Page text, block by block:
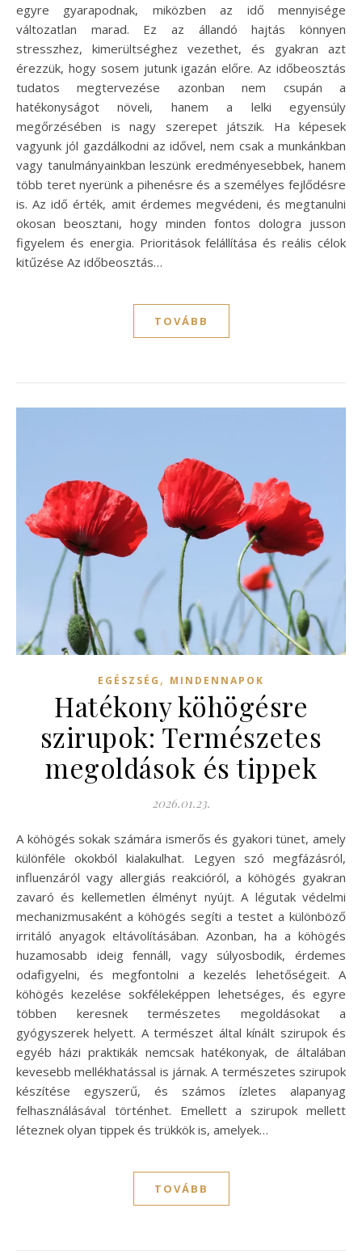
egyre gyarapodnak, miközben az idő mennyisége
változatlan marad. Ez az állandó hajtás könnyen
stresszhez, kimerültséghez vezethet, és gyakran azt
érezzük, hogy sosem jutunk igazán előre. Az időbeosztás
tudatos megtervezése azonban nem csupán a
hatékonyságot növeli, hanem a lelki egyensúly
megőrzésében is nagy szerepet játszik. Ha képesek
vagyunk jól gazdálkodni az idővel, nem csak a munkánkban
vagy tanulmányainkban leszünk eredményesebbek, hanem
több teret nyerünk a pihenésre és a személyes fejlődésre
is. Az idő érték, amit érdemes megvédeni, és megtanulni
okosan beosztani, hogy minden fontos dologra jusson
figyelem és energia. Prioritások felállítása és reális célok
kitűzése Az időbeosztás…
TOVÁBB
EGÉSZSÉG , MINDENNAPOK
Hatékony köhögésre
szirupok: Természetes
megoldások és tippek
2026.01.23.
A köhögés sokak számára ismerős és gyakori tünet, amely
különféle okokból kialakulhat. Legyen szó megfázásról,
influenzáról vagy allergiás reakcióról, a köhögés gyakran
zavaró és kellemetlen élményt nyújt. A légutak védelmi
mechanizmusaként a köhögés segíti a testet a különböző
irritáló anyagok eltávolításában. Azonban, ha a köhögés
huzamosabb ideig fennáll, vagy súlyosbodik, érdemes
odafigyelni, és megfontolni a kezelés lehetőségeit. A
köhögés kezelése sokféleképpen lehetséges, és egyre
többen keresnek természetes megoldásokat a
gyógyszerek helyett. A természet által kínált szirupok és
egyéb házi praktikák nemcsak hatékonyak, de általában
kevesebb mellékhatással is járnak. A természetes szirupok
készítése egyszerű, és számos ízletes alapanyag
felhasználásával történhet. Emellett a szirupok mellett
léteznek olyan tippek és trükkök is, amelyek…
TOVÁBB